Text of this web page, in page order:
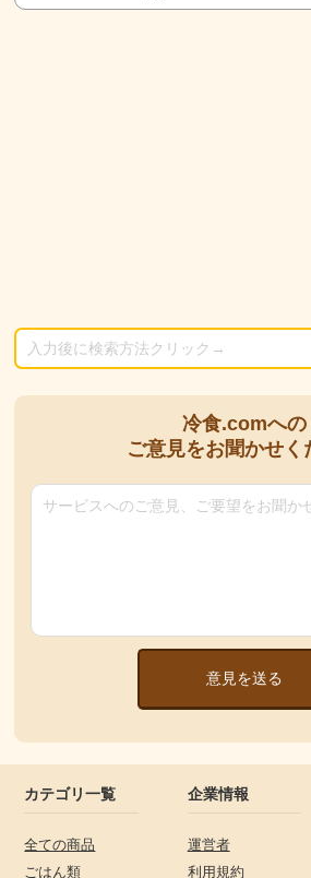
冷食.comへの
ご意見をお聞かせく
意見を送る
カテゴリ一覧
全ての商品
ごはん類
企業情報
運営者
利用規約